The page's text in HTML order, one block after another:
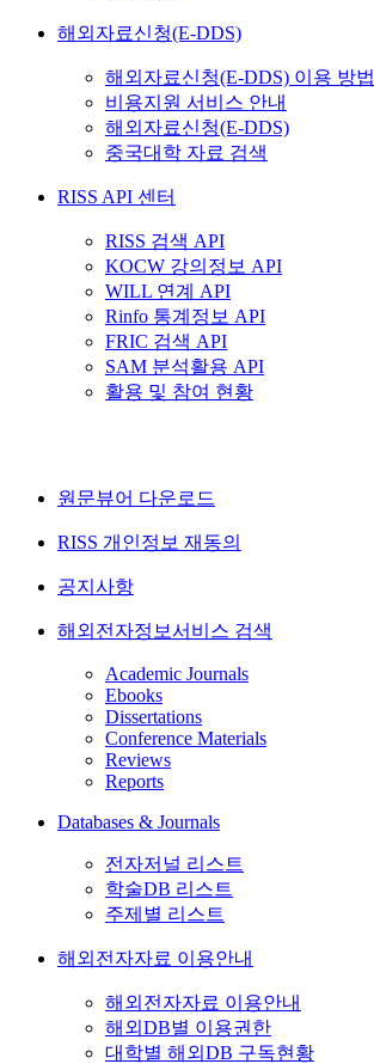
해외자료신청(E-DDS)
해외자료신청(E-DDS) 이용 방법
비용지원 서비스 안내
해외자료신청(E-DDS)
중국대학 자료 검색
RISS API 센터
RISS 검색 API
KOCW 강의정보 API
WILL 연계 API
Rinfo 통계정보 API
FRIC 검색 API
SAM 분석활용 API
활용 및 참여 현황
원문뷰어 다운로드
RISS 개인정보 재동의
공지사항
해외전자정보서비스 검색
Academic Journals
Ebooks
Dissertations
Conference Materials
Reviews
Reports
Databases & Journals
전자저널 리스트
학술DB 리스트
주제별 리스트
해외전자자료 이용안내
해외전자자료 이용안내
해외DB별 이용권한
대학별 해외DB 구독현황